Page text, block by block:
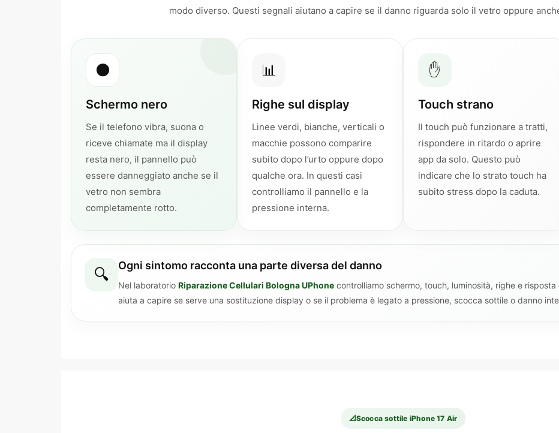
modo diverso. Questi segnali aiutano a capire se il danno riguarda solo il vetro oppure
⚫
Schermo nero
Se il telefono vibra, suona o
riceve chiamate ma il display
resta nero, il pannello può
essere danneggiato anche se il
vetro non sembra
completamente rotto.
📊
Righe sul display
Linee verdi, bianche, verticali o
macchie possono comparire
subito dopo l’urto oppure dopo
qualche ora. In questi casi
controlliamo il pannello e la
pressione interna.
✋
Touch strano
Il touch può funzionare a tratti,
rispondere in ritardo o aprire
app da solo. Questo può
indicare che lo strato touch ha
subito stress dopo la caduta.
🔍 Ogni sintomo racconta una parte diversa del danno
Nel laboratorio Riparazione Cellulari Bologna UPhone controlliamo schermo, touch, luminosità, righe e
aiuta a capire se serve una sostituzione display o se il problema è legato a pressione, scocca sottile o danno
📐Scocca sottile iPhone 17 Air